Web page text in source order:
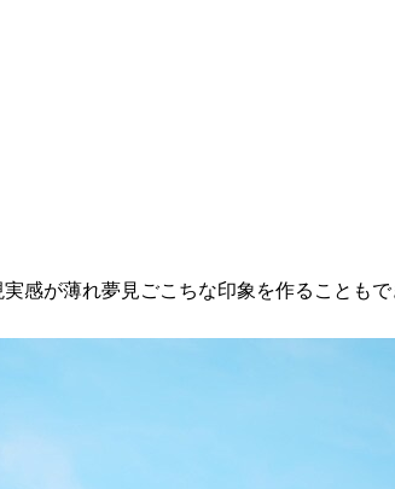
感が薄れ夢見ごこちな印象を作ることも